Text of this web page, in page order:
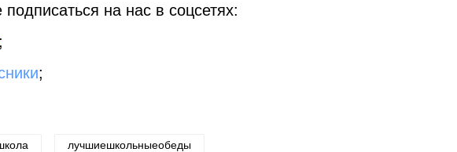
подписаться на нас в соцсетях:
;
;
лучшиешкольныеобеды